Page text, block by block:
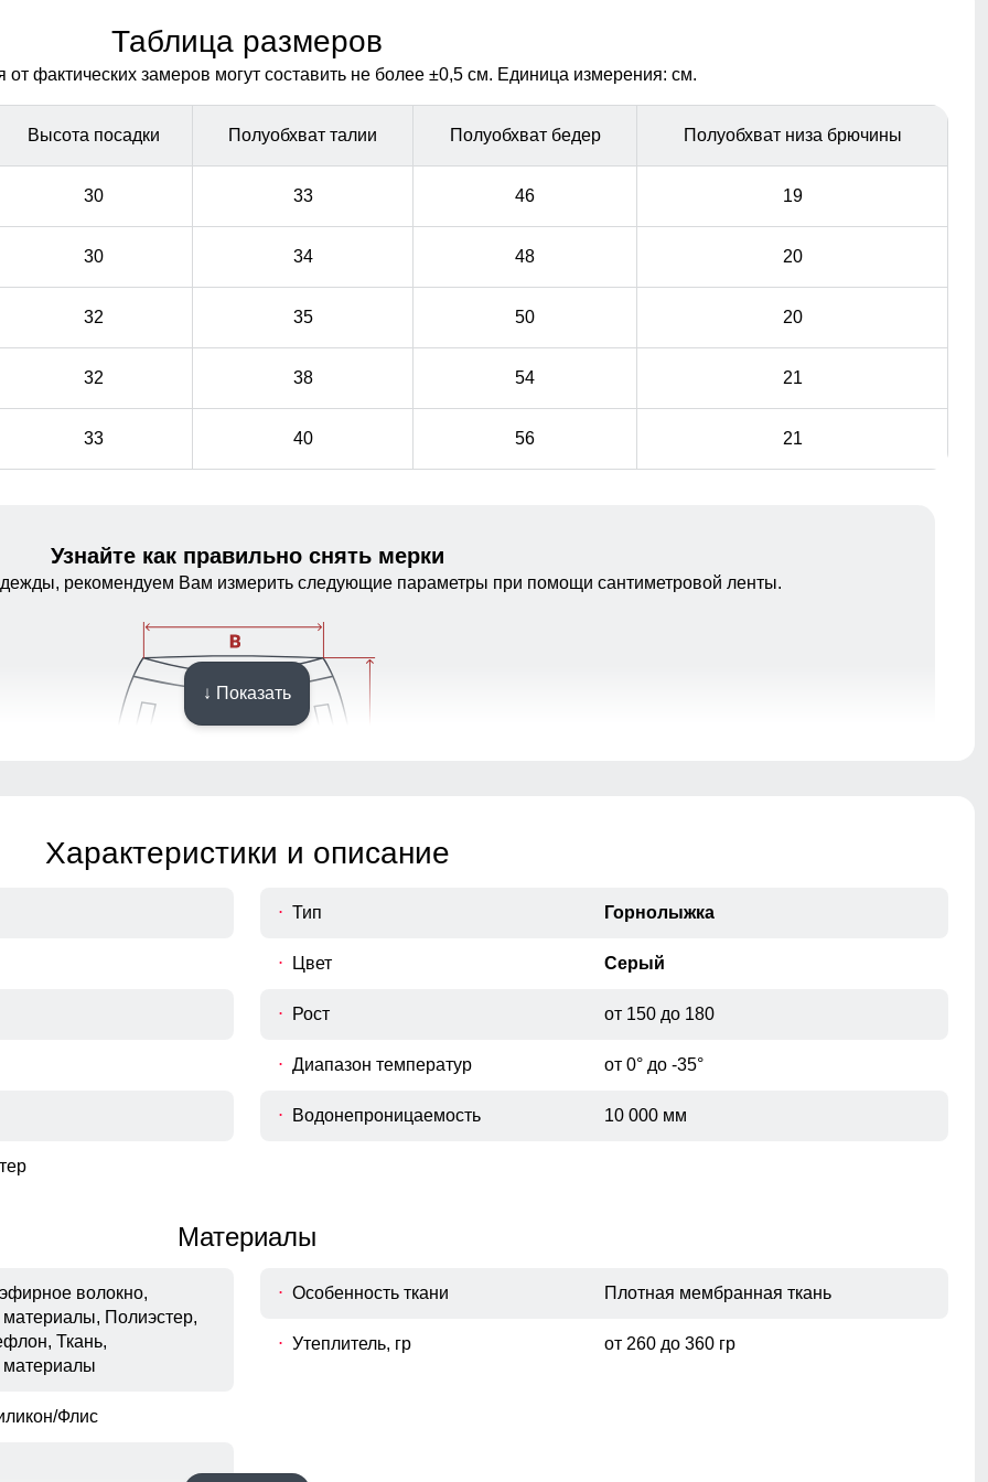
мембрана обеспечивает превосходную защиту при
мокром снеге или ледяном дожде и оперативно
отводит влагу от тела наружу, сохраняя тепло и
комфорт.
мембрана обеспечивает превосходную защиту при
мокром снеге или ледяном дожде и оперативно
отводит влагу от тела наружу, сохраняя тепло и
комфорт.
снегозащитные гамаши с эластичной
полосой
разрез внизу горнолыжных брюк позволяет легко
оправить штанину поверх горнолыжного ботинка. Во
всех горнолыжных брюках имеются снегозащитные
Таблица размеров
фактических замеров могут составить не более ±0,5 см. Единица измерения: см.
Высота посадки Полуобхват талии Полуобхват бедер Полуобхват низа брючины
30 33 46 19
30 34 48 20
32 35 50 20
32 38 54 21
33 40 56 21
Узнайте как правильно снять мерки
рекомендуем Вам измерить следующие параметры при помощи сантиметровой ленты.
↓ Показать
Характеристики и описание
Тип Горнолыжка
Цвет Серый
Рост от 150 до 180
Диапазон температур от 0° до -35°
Водонепроницаемость 10 000 мм
Материалы
волокно,
Полиэстер,
Ткань,
материалы
Флис
Особенность ткани Плотная мембранная ткань
Утеплитель, гр от 260 до 360 гр